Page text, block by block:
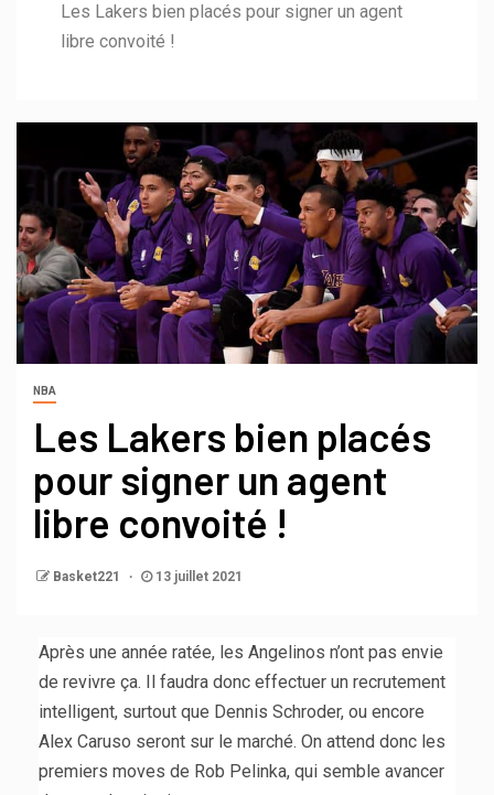
Les Lakers bien placés pour signer un agent
libre convoité !
NBA
Les Lakers bien placés
pour signer un agent
libre convoité !
Basket221 13 juillet 2021
Après une année ratée, les Angelinos n’ont pas envie
de revivre ça. Il faudra donc effectuer un recrutement
intelligent, surtout que Dennis Schroder, ou encore
Alex Caruso seront sur le marché. On attend donc les
premiers moves de Rob Pelinka, qui semble avancer